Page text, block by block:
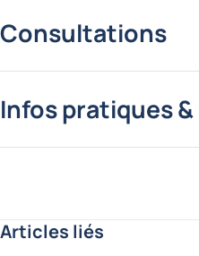
Consultations
Infos pratiques
Articles liés